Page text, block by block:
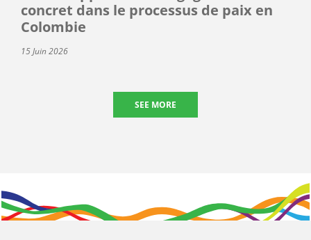
concret dans le processus de paix en
Colombie
15 Juin 2026
SEE MORE